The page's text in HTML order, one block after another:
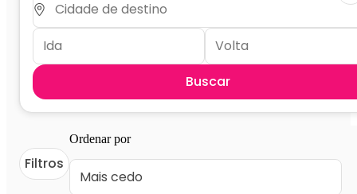
Buscar
Filtros
Ordenar por